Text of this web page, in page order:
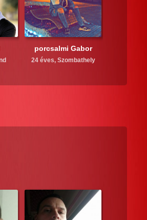
porcsalmi Gabor
24 éves, Szombathely